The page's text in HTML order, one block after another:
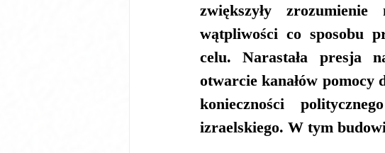
zwiększyły zrozumienie
wątpliwości co sposobu
celu. Narastała presja
otwarcie kanałów pomocy
konieczności
izraelskiego. W tym